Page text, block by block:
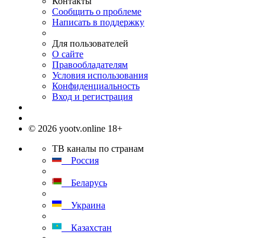
Сообщить о проблеме
Написать в поддержку
Для пользователей
О сайте
Правообладателям
Условия использования
Конфиденциальность
Вход и регистрация
© 2026 yootv.online 18+
ТВ каналы по странам
Россия
Беларусь
Украина
Казахстан